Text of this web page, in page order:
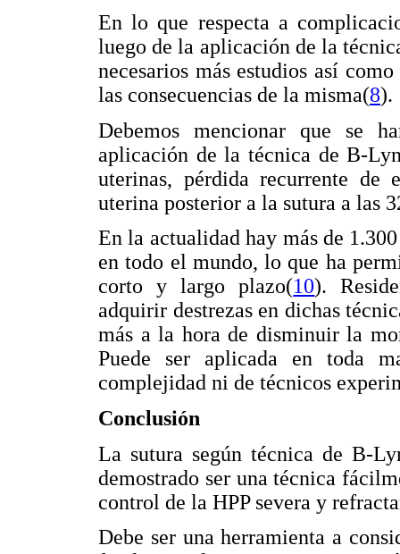
En lo que respecta a
luego de la aplicación de la
necesarios más estudios así
las consecuencias de la misma(8).
Debemos mencionar que se
aplicación de la técnica de B-
uterinas, pérdida recurrente de
uterina posterior a la sutura a las
En la actualidad hay más de
en todo el mundo, lo que ha
corto y largo plazo(10).
adquirir destrezas en dichas
más a la hora de disminuir la
Puede ser aplicada en toda
complejidad ni de técnicos
Conclusión
La sutura según técnica de B-
demostrado ser una técnica
control de la HPP severa y
Debe ser una herramienta a